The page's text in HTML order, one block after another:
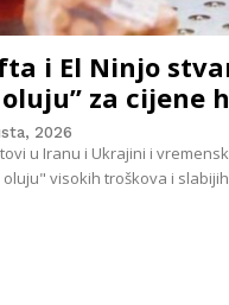
i El Ninjo
za cijene
2026
u Iranu i Ukrajini i
visokih troškova i